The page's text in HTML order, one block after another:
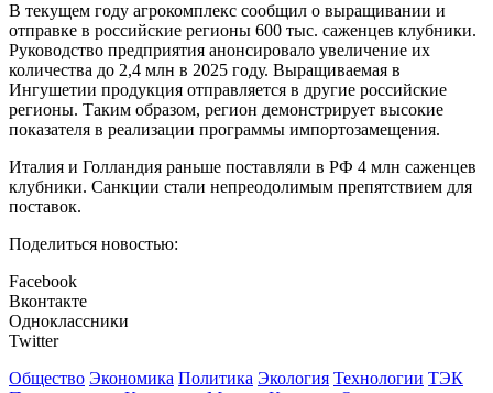
В текущем году агрокомплекс сообщил о выращивании и
отправке в российские регионы 600 тыс. саженцев клубники.
Руководство предприятия анонсировало увеличение их
количества до 2,4 млн в 2025 году. Выращиваемая в
Ингушетии продукция отправляется в другие российские
регионы. Таким образом, регион демонстрирует высокие
показателя в реализации программы импортозамещения.
Италия и Голландия раньше поставляли в РФ 4 млн саженцев
клубники. Санкции стали непреодолимым препятствием для
поставок.
Поделиться новостью:
Facebook
Вконтакте
Одноклассники
Twitter
Общество Экономика Политика Экология Технологии ТЭК